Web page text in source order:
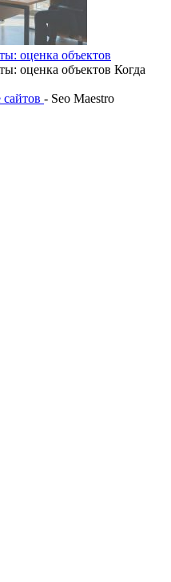
оценка объектов
оценка объектов Когда
- Seo Maestro